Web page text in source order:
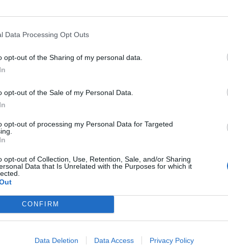
Data Processing Opt Outs
opt-out of the Sharing of my personal data.
opt-out of the Sale of my Personal Data.
opt-out of processing my Personal Data for Targeted
opt-out of Collection, Use, Retention, Sale, and/or Sharing
Data that Is Unrelated with the Purposes for which it
CONFIRM
Data Deletion Data Access Privacy Policy
avanti nella difesa di Morgan,
di mira i due volti noti degli ultimi
“La sua conoscenza e
musicale è indiscutibilmente superiore a
buon presentatore, come
ma non è un grande musicista, e
comico e cantante dilettante, a cui
per mia colpa, di dire, con
fosse una stranezza. Morgan ha
per talento, sensibilità e cultura ha
di Amadeus e Fiorello. Verrà il